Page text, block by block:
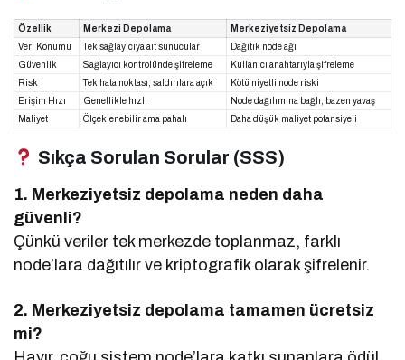
Özellik Merkezi Depolama
Merkeziyetsiz Depolama
Veri Konumu
Tek sağlayıcıya ait sunucular
Dağıtık node ağı
Güvenlik
Sağlayıcı kontrolünde şifreleme
Kullanıcı anahtarıyla şifreleme
Risk
Tek hata noktası, saldırılara açık
Kötü niyetli node riski
Erişim Hızı
Genellikle hızlı
Node dağılımına bağlı, bazen yavaş
Maliyet
Ölçeklenebilir ama pahalı Daha düşük maliyet potansiyeli
Sıkça Sorulan Sorular (SSS)
1. Merkeziyetsiz depolama neden daha
güvenli?
Çünkü veriler tek merkezde toplanmaz, farklı
node’lara dağıtılır ve kriptografik olarak şifrelenir.
2. Merkeziyetsiz depolama tamamen ücretsiz
mi?